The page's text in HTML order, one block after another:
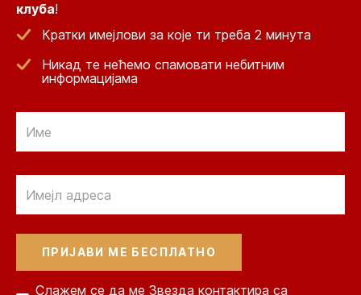
клуба!
Кратки имејлови за које ти треба 2 минута
Никад те нећемо спамовати небитним
информацијама
Слажем се да ме Звезда контактира са